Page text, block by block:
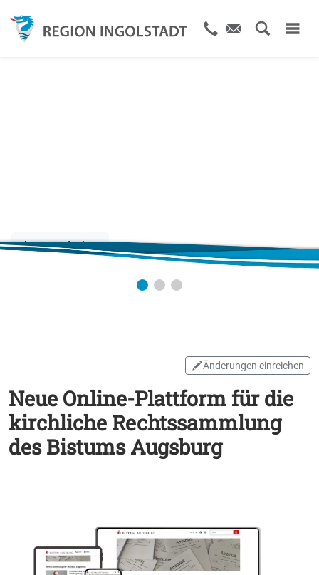
Jetzt entdecken
Änderungen einreichen
Neue Online-Plattform für die
kirchliche Rechtssammlung
des Bistums Augsburg